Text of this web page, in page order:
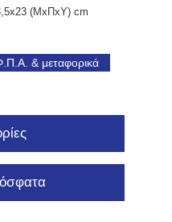
(ΜxΠxΥ) cm
& μεταφορικά